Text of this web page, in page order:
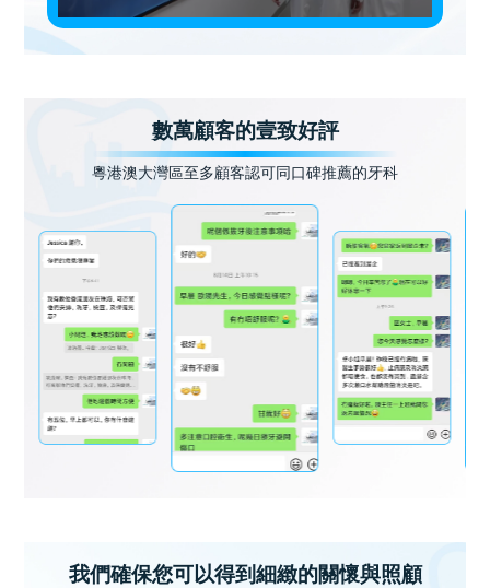
數萬顧客的壹致好評
粵港澳大灣區至多顧客認可同口碑推薦的牙科
我們確保您可以得到細緻的關懷與照顧